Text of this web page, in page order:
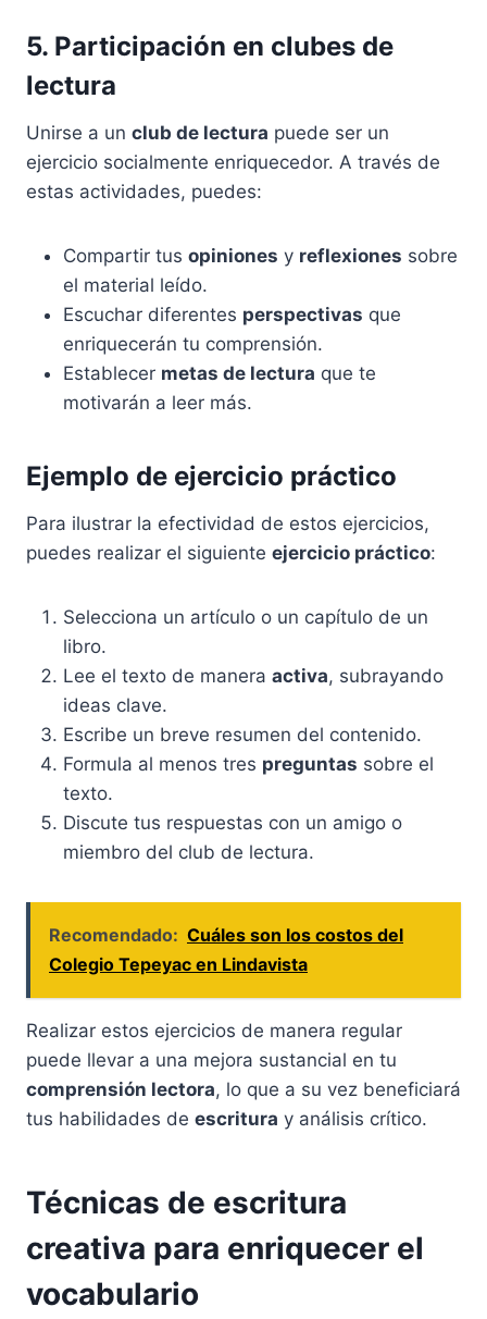
5. Participación en clubes de
lectura
Unirse a un club de lectura puede ser un
ejercicio socialmente enriquecedor. A través de
estas actividades, puedes:
Compartir tus opiniones y reflexiones sobre
el material leído.
Escuchar diferentes perspectivas que
enriquecerán tu comprensión.
Establecer metas de lectura que te
motivarán a leer más.
Ejemplo de ejercicio práctico
Para ilustrar la efectividad de estos ejercicios,
puedes realizar el siguiente ejercicio práctico:
Selecciona un artículo o un capítulo de un
libro.
Lee el texto de manera activa, subrayando
ideas clave.
Escribe un breve resumen del contenido.
Formula al menos tres preguntas sobre el
texto.
Discute tus respuestas con un amigo o
miembro del club de lectura.
Recomendado: Cuáles son los costos del
Colegio Tepeyac en Lindavista
Realizar estos ejercicios de manera regular
puede llevar a una mejora sustancial en tu
comprensión lectora, lo que a su vez beneficiará
tus habilidades de escritura y análisis crítico.
Técnicas de escritura
creativa para enriquecer el
vocabulario